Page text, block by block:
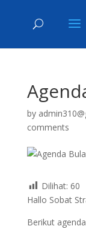
by
comments
Dilihat: 60
Hallo Sobat
Berikut